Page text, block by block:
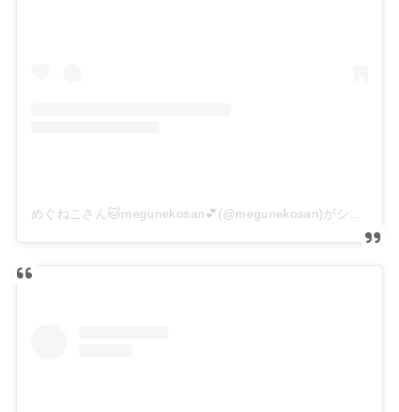
めぐねこさん🐱megunekosan💕(@megunekosan)がシェアした投稿